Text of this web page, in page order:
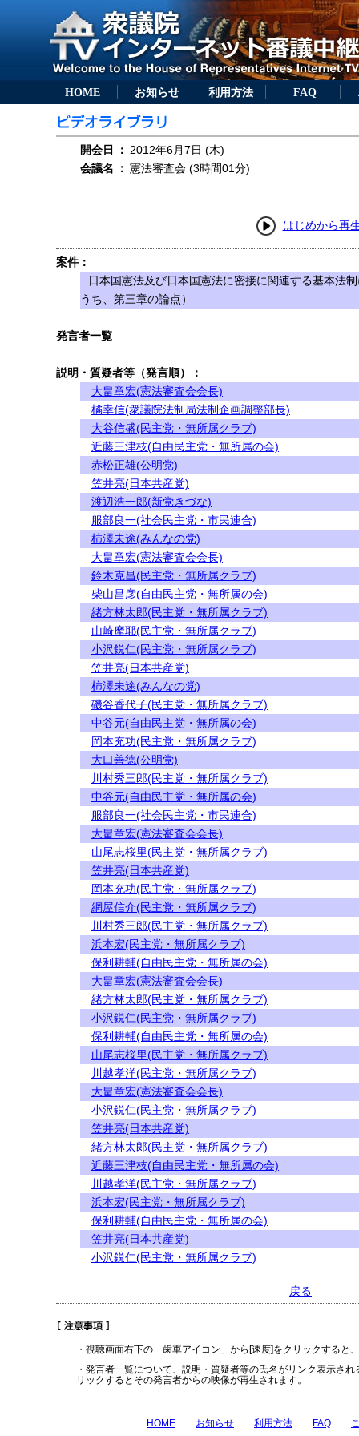
HOME お知らせ 利用方法 FAQ
開会日 ： 2012年6月7日 (木)
会議名
： 憲法審査会 (3時間01分)
はじめから再
案件：
日本国憲法及び日本国憲法に密接に関連する基本法
うち、第三章の論点）
発言者一覧
説明・質疑者等（発言順）：
大畠章宏(憲法審査会会長)
橘幸信(衆議院法制局法制企画調整部長)
大谷信盛(民主党・無所属クラブ)
近藤三津枝(自由民主党・無所属の会)
赤松正雄(公明党)
笠井亮(日本共産党)
渡辺浩一郎(新党きづな)
服部良一(社会民主党・市民連合)
柿澤未途(みんなの党)
大畠章宏(憲法審査会会長)
鈴木克昌(民主党・無所属クラブ)
柴山昌彦(自由民主党・無所属の会)
緒方林太郎(民主党・無所属クラブ)
山崎摩耶(民主党・無所属クラブ)
小沢鋭仁(民主党・無所属クラブ)
笠井亮(日本共産党)
柿澤未途(みんなの党)
磯谷香代子(民主党・無所属クラブ)
中谷元(自由民主党・無所属の会)
岡本充功(民主党・無所属クラブ)
大口善徳(公明党)
川村秀三郎(民主党・無所属クラブ)
中谷元(自由民主党・無所属の会)
服部良一(社会民主党・市民連合)
大畠章宏(憲法審査会会長)
山尾志桜里(民主党・無所属クラブ)
笠井亮(日本共産党)
岡本充功(民主党・無所属クラブ)
網屋信介(民主党・無所属クラブ)
川村秀三郎(民主党・無所属クラブ)
浜本宏(民主党・無所属クラブ)
保利耕輔(自由民主党・無所属の会)
大畠章宏(憲法審査会会長)
緒方林太郎(民主党・無所属クラブ)
小沢鋭仁(民主党・無所属クラブ)
保利耕輔(自由民主党・無所属の会)
山尾志桜里(民主党・無所属クラブ)
川越孝洋(民主党・無所属クラブ)
大畠章宏(憲法審査会会長)
小沢鋭仁(民主党・無所属クラブ)
笠井亮(日本共産党)
緒方林太郎(民主党・無所属クラブ)
近藤三津枝(自由民主党・無所属の会)
川越孝洋(民主党・無所属クラブ)
浜本宏(民主党・無所属クラブ)
保利耕輔(自由民主党・無所属の会)
笠井亮(日本共産党)
小沢鋭仁(民主党・無所属クラブ)
戻る
・視聴画面右下の「歯車アイコン」から[速度]をクリックすると
・発言者一覧について、説明・質疑者等の氏名がリンク表示さ
リックするとその発言者からの映像が再生されます。
HOME お知らせ 利用方法 FAQ